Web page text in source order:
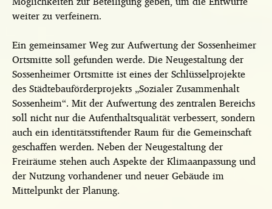
weiter zu verfeinern.
Ein gemeinsamer Weg zur Aufwertung der Sossenheimer
Ortsmitte soll gefunden werde. Die Neugestaltung der
Sossenheimer Ortsmitte ist eines der Schlüsselprojekte
des Städtebauförderprojekts „Sozialer Zusammenhalt
Sossenheim“. Mit der Aufwertung des zentralen Bereichs
soll nicht nur die Aufenthaltsqualität verbessert, sondern
auch ein identitätsstiftender Raum für die Gemeinschaft
geschaffen werden. Neben der Neugestaltung der
Freiräume stehen auch Aspekte der Klimaanpassung und
der Nutzung vorhandener und neuer Gebäude im
Mittelpunkt der Planung.